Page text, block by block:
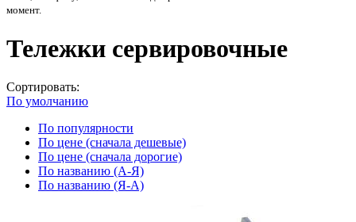
момент.
Тележки сервировочные
Сортировать:
По умолчанию
По популярности
По цене (сначала дешевые)
По цене (сначала дорогие)
По названию (А-Я)
По названию (Я-А)